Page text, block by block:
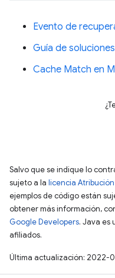
Evento de
Guía de
Cache Match en
Salvo que se indique lo
sujeto a la licencia
ejemplos de código están
obtener más información,
Google Developers. Java es
afiliados.
Última actualización: 2022-